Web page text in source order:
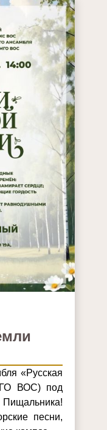
«Русская
ВОС) под
песни,